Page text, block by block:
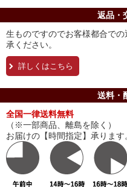
返品・
生ものですのでお客様都合で
承ください。
詳しくはこちら
送料・
全国一律送料無料
（※一部商品、離島を除く）
お届けの【時間指定】承ります